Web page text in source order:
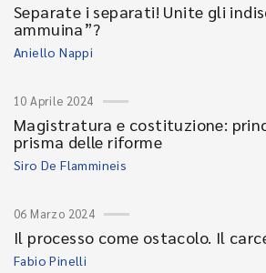
Separate i separati! Unite gli
ammuina”?
Aniello Nappi
10 Aprile 2024
Magistratura e costituzione:
prisma delle riforme
Siro De Flammineis
06 Marzo 2024
Il processo come ostacolo. Il
Fabio Pinelli